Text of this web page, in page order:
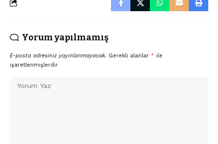
Yorum yapılmamış
E-posta adresiniz yayınlanmayacak. Gerekli alanlar * ile
işaretlenmişlerdir